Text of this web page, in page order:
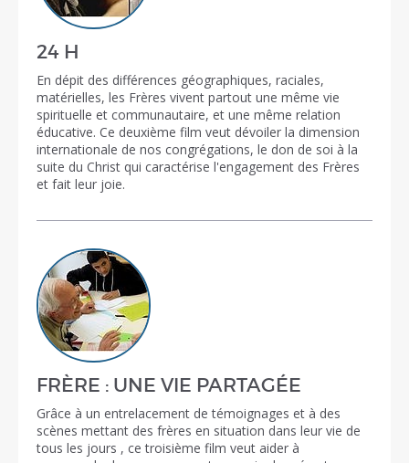
24 H
En dépit des différences géographiques, raciales,
matérielles, les Frères vivent partout une même vie
spirituelle et communautaire, et une même relation
éducative. Ce deuxième film veut dévoiler la dimension
internationale de nos congrégations, le don de soi à la
suite du Christ qui caractérise l'engagement des Frères
et fait leur joie.
FRÈRE : UNE VIE PARTAGÉE
Grâce à un entrelacement de témoignages et à des
scènes mettant des frères en situation dans leur vie de
tous les jours , ce troisième film veut aider à